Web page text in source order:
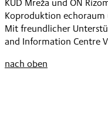
JUHASZ
,
Koproduktion echoraum
Mit freundlicher
and Information Centre
nach oben